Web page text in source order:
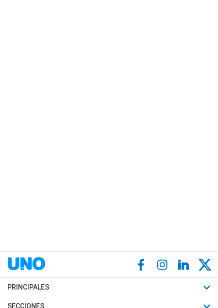
PRINCIPALES
Últimas Noticias
SECCIONES